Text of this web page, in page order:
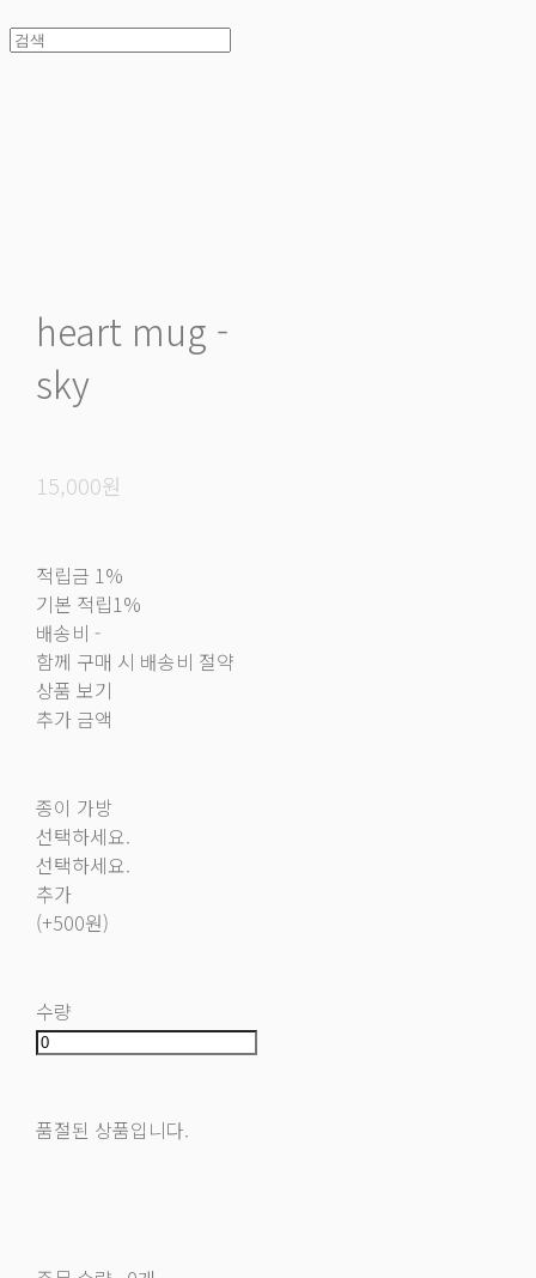
heart mug -
sky
15,000원
적립금 1%
기본 적립1%
배송비 -
함께 구매 시 배송비 절약
상품 보기
추가 금액
종이 가방
선택하세요.
선택하세요.
추가
(+500원)
수량
품절된 상품입니다.